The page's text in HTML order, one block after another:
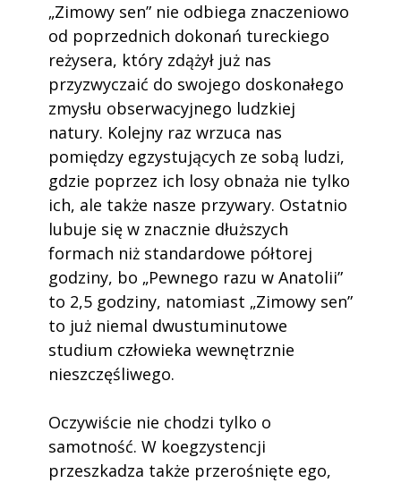
„Zimowy sen” nie odbiega znaczeniowo
od poprzednich dokonań tureckiego
reżysera, który zdążył już nas
przyzwyczaić do swojego doskonałego
zmysłu obserwacyjnego ludzkiej
natury. Kolejny raz wrzuca nas
pomiędzy egzystujących ze sobą ludzi,
gdzie poprzez ich losy obnaża nie tylko
ich, ale także nasze przywary. Ostatnio
lubuje się w znacznie dłuższych
formach niż standardowe półtorej
godziny, bo „Pewnego razu w Anatolii”
to 2,5 godziny, natomiast „Zimowy sen”
to już niemal dwustuminutowe
studium człowieka wewnętrznie
nieszczęśliwego.
Oczywiście nie chodzi tylko o
samotność. W koegzystencji
przeszkadza także przerośnięte ego,